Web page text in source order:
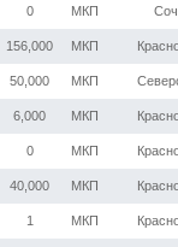
0 МКП
156,000 МКП
50,000 МКП
6,000 МКП
0 МКП
40,000 МКП
1 МКП